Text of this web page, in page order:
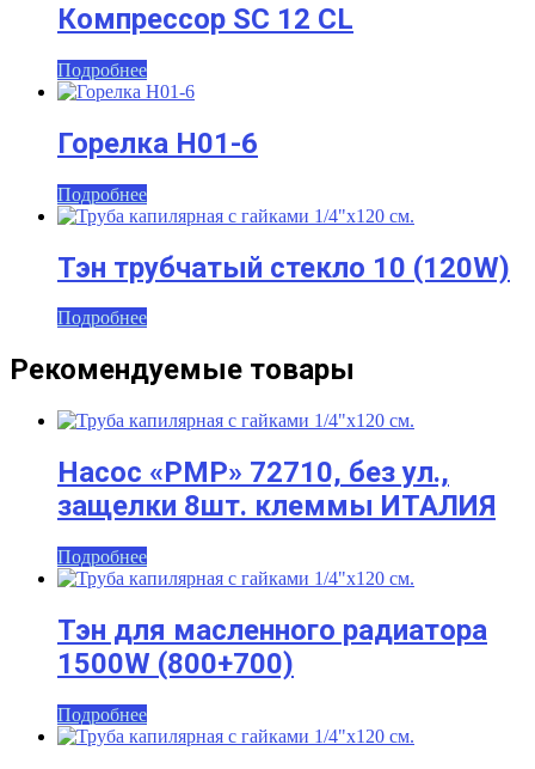
Компрессор SC 12 CL
Подробнее
Горелка H01-6
Подробнее
Тэн трубчатый стекло 10 (120W)
Подробнее
Рекомендуемые товары
Насос «PMP» 72710, без ул.,
защелки 8шт. клеммы ИТАЛИЯ
Подробнее
Тэн для масленного радиатора
1500W (800+700)
Подробнее